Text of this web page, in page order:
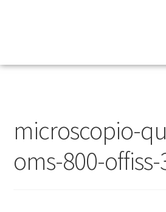
microscopio-
oms-800-offiss-